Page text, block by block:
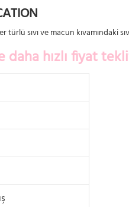
sıvı ve macun kıvamındaki
hızlı fiyat